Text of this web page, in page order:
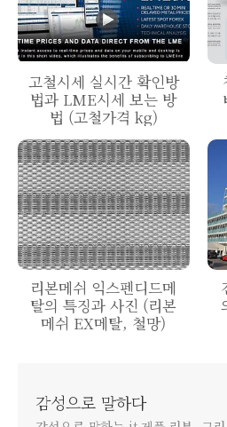
고철시세 실시간 확인방
법과 LME시세 보는 방
법 (고철가격 kg)
리본메쉬 익스펜디드메
탈의 특징과 사진 (리본
메쉬 EX메탈, 철망)
감성으로 말하다